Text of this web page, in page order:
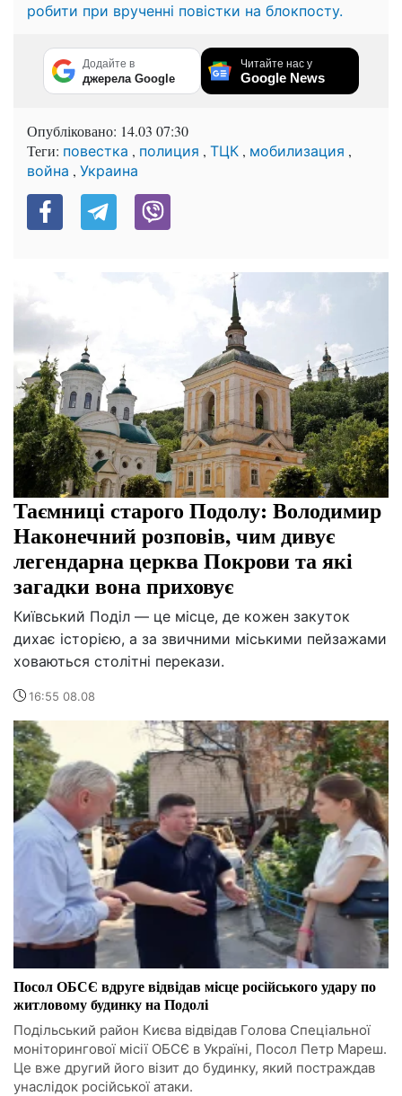
робити при врученні повістки на блокпосту.
Додайте в
джерела Google
Читайте нас у
Google News
Опубліковано: 14.03 07:30
Теги: повестка , полиция , ТЦК , мобилизация ,
война , Украина
Таємниці старого Подолу: Володимир
Наконечний розповів, чим дивує
легендарна церква Покрови та які
загадки вона приховує
Київський Поділ — це місце, де кожен закуток
дихає історією, а за звичними міськими пейзажами
ховаються столітні перекази.
16:55 08.08
Посол ОБСЄ вдруге відвідав місце російського удару по
житловому будинку на Подолі
Подільський район Києва відвідав Голова Спеціальної
моніторингової місії ОБСЄ в Україні, Посол Петр Мареш.
Це вже другий його візит до будинку, який постраждав
унаслідок російської атаки.